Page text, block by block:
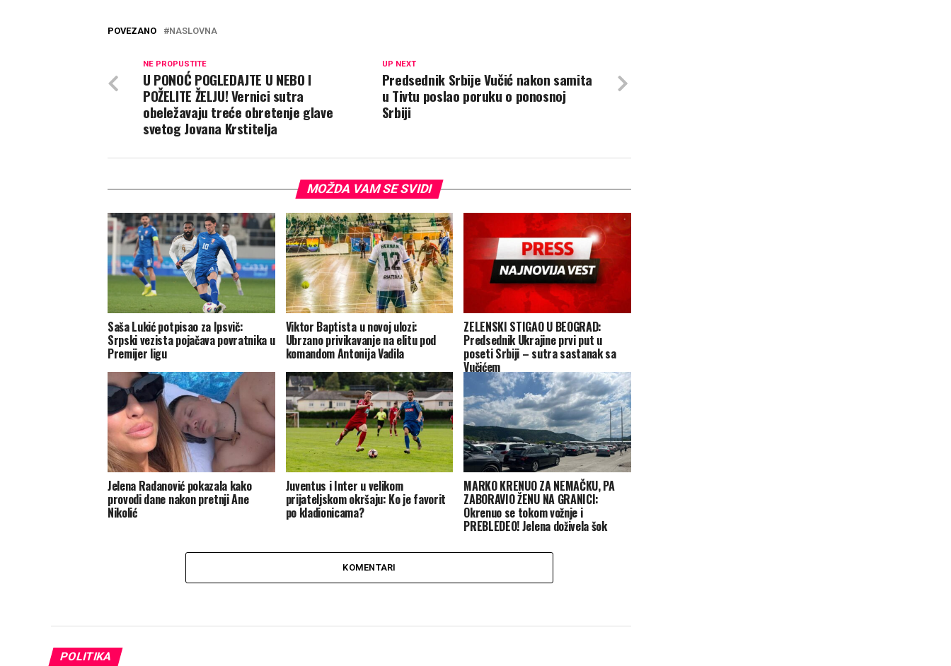
POVEZANO NASLOVNA
UP NEXT
Predsednik Srbije Vučić nakon samita
u Tivtu poslao poruku o ponosnoj
Srbiji
NE PROPUSTITE
U PONOĆ POGLEDAJTE U NEBO I
POŽELITE ŽELJU! Vernici sutra
obeležavaju treće obretenje glave
svetog Jovana Krstitelja
MOŽDA VAM SE SVIDI
Saša Lukić potpisao za Ipsvič:
Srpski vezista pojačava povratnika u
Premijer ligu
Viktor Baptista u novoj ulozi:
Ubrzano privikavanje na elitu pod
komandom Antonija Vadila
ZELENSKI STIGAO U BEOGRAD:
Predsednik Ukrajine prvi put u
poseti Srbiji – sutra sastanak sa
Vučićem
Jelena Radanović pokazala kako
provodi dane nakon pretnji Ane
Nikolić
Juventus i Inter u velikom
prijateljskom okršaju: Ko je favorit
po kladionicama?
MARKO KRENUO ZA NEMAČKU, PA
ZABORAVIO ŽENU NA GRANICI:
Okrenuo se tokom vožnje i
PREBLEDEO! Jelena doživela šok
je pozvala
KOMENTARI
POLITIKA